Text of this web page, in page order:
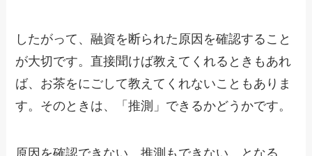
したがって、融資を断られた原因を確認すること
が大切です。直接聞けば教えてくれるときもあれ
ば、お茶をにごして教えてくれないこともありま
す。そのときは、「推測」できるかどうかです。